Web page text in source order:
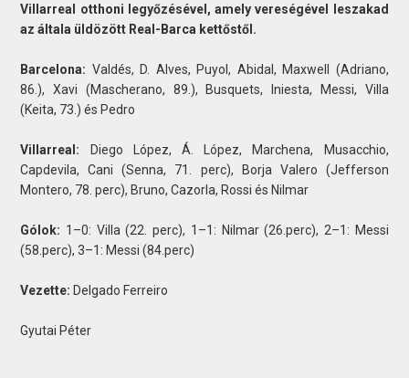
Villarreal otthoni legyőzésével, amely vereségével leszakad
az általa üldözött Real-Barca kettőstől.
Barcelona: Valdés, D. Alves, Puyol, Abidal, Maxwell (Adriano,
86.), Xavi (Mascherano, 89.), Busquets, Iniesta, Messi, Villa
(Keita, 73.) és Pedro
Villarreal: Diego López, Á. López, Marchena, Musacchio,
Capdevila, Cani (Senna, 71. perc), Borja Valero (Jefferson
Montero, 78. perc), Bruno, Cazorla, Rossi és Nilmar
Gólok: 1–0: Villa (22. perc), 1–1: Nilmar (26.perc), 2–1: Messi
(58.perc), 3–1: Messi (84.perc)
Vezette: Delgado Ferreiro
Gyutai Péter